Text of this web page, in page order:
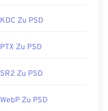
KDC Zu PSD
PTX Zu PSD
SR2 Zu PSD
WebP Zu PSD